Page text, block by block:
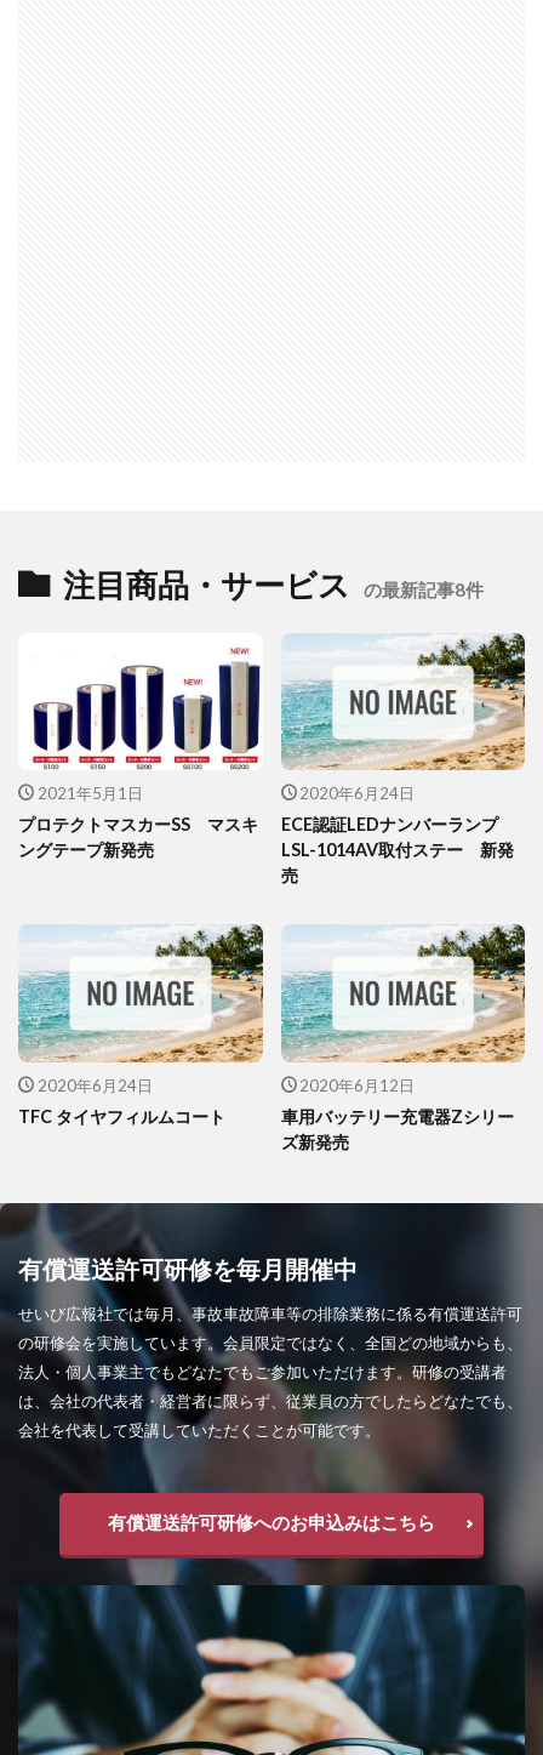
注目商品・サービス の最新記事8件
2021年5月1日
プロテクトマスカーSS マスキ
ングテープ新発売
2020年6月24日
ECE認証LEDナンバーランプ
LSL-1014AV取付ステー 新発
売
2020年6月24日
TFC タイヤフィルムコート
2020年6月12日
車用バッテリー充電器Zシリー
ズ新発売
有償運送許可研修を毎月開催中
せいび広報社では毎月、事故車故障車等の排除業務に係る有償運送許可
の研修会を実施しています。会員限定ではなく、全国どの地域からも、
法人・個人事業主でもどなたでもご参加いただけます。研修の受講者
は、会社の代表者・経営者に限らず、従業員の方でしたらどなたでも、
会社を代表して受講していただくことが可能です。
有償運送許可研修へのお申込みはこちら